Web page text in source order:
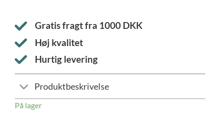
Gratis fragt fra 1000 DKK
Høj kvalitet
Hurtig levering
Produktbeskrivelse
På lager